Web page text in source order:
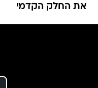
את החלק הקדמי